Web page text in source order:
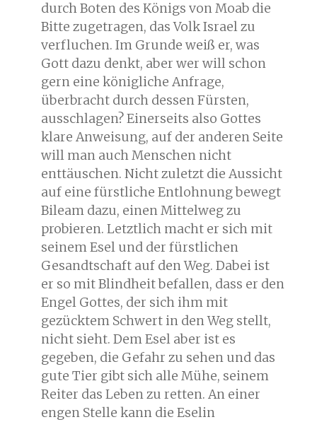
durch Boten des Königs von Moab die
Bitte zugetragen, das Volk Israel zu
verfluchen. Im Grunde weiß er, was
Gott dazu denkt, aber wer will schon
gern eine königliche Anfrage,
überbracht durch dessen Fürsten,
ausschlagen? Einerseits also Gottes
klare Anweisung, auf der anderen Seite
will man auch Menschen nicht
enttäuschen. Nicht zuletzt die Aussicht
auf eine fürstliche Entlohnung bewegt
Bileam dazu, einen Mittelweg zu
probieren. Letztlich macht er sich mit
seinem Esel und der fürstlichen
Gesandtschaft auf den Weg. Dabei ist
er so mit Blindheit befallen, dass er den
Engel Gottes, der sich ihm mit
gezücktem Schwert in den Weg stellt,
nicht sieht. Dem Esel aber ist es
gegeben, die Gefahr zu sehen und das
gute Tier gibt sich alle Mühe, seinem
Reiter das Leben zu retten. An einer
engen Stelle kann die Eselin